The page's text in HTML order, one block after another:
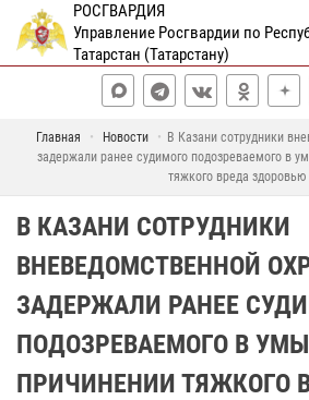
РОСГВАРДИЯ
Управление Росгвардии по
Татарстан (Татарстану)
Главная Новости
В Казани сотрудники
задержали ранее судимого подозреваемого в
тяжкого вреда здоровью
В КАЗАНИ СОТРУДНИКИ
ВНЕВЕДОМСТВЕННОЙ
ЗАДЕРЖАЛИ РАНЕЕ
ПОДОЗРЕВАЕМОГО В
ПРИЧИНЕНИИ ТЯЖКОГО